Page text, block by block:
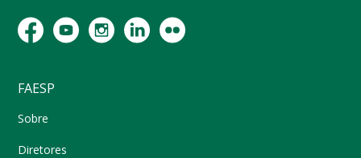
FAESP
Sobre
Diretores